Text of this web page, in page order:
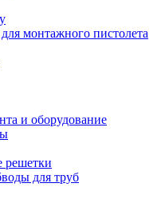
монтажного пистолета
и оборудование
решетки
для труб